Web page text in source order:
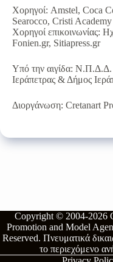
Χορηγοί: Amstel, Coca
Searocco, Cristi Academy
Χορηγοί επικοινωνίας:
Fonien.gr, Sitiapress.gr
Υπό την αιγίδα:
Ιεράπετρας & Δήμος
Διοργάνωση: Cretanart
Copyright © 2004-2026
Promotion and Model
Reserved.Πνευματικά
το περιεχόμενο